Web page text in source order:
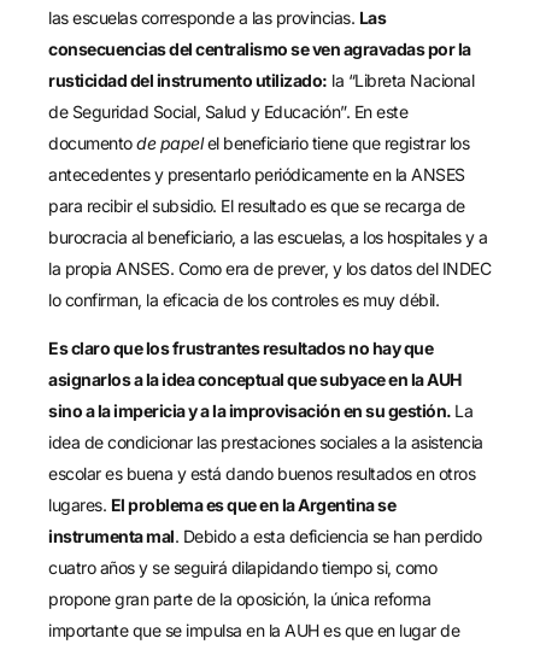
las escuelas corresponde a las provincias. Las
consecuencias del centralismo se ven agravadas por la
rusticidad del instrumento utilizado: la “Libreta Nacional
de Seguridad Social, Salud y Educación”. En este
documentode papelel beneficiario tiene que registrar los
antecedentes y presentarlo periódicamente en la ANSES
para recibir el subsidio. El resultado es que se recarga de
burocracia al beneficiario, a las escuelas, a los hospitales y a
la propia ANSES. Como era de prever, y los datos del INDEC
lo confirman, la eficacia de los controles es muy débil.
Es claro que los frustrantes resultados no hay que
asignarlos a la idea conceptual que subyace en la AUH
sino a la impericia y a la improvisación en su gestión. La
idea de condicionar las prestaciones sociales a la asistencia
escolar es buena y está dando buenos resultados en otros
lugares. El problema es que en la Argentina se
instrumenta mal. Debido a esta deficiencia se han perdido
cuatro años y se seguirá dilapidando tiempo si, como
propone gran parte de la oposición, la única reforma
importante que se impulsa en la AUH es que en lugar de